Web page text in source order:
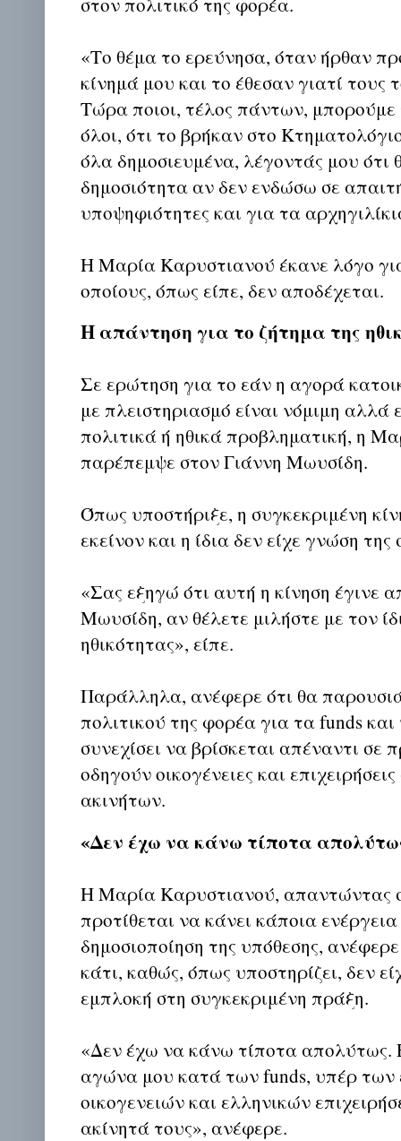
«Το θέμα το ερεύνησα, όταν ήρθαν
κίνημά μου και το έθεσαν γιατί τους
Τώρα ποιοι, τέλος πάντων,
όλοι, ότι το βρήκαν στο
όλα δημοσιευμένα, λέγοντάς μου ότι
δημοσιότητα αν δεν ενδώσω σε
υποψηφιότητες και για τα
Η Μαρία Καρυστιανού έκανε λόγο
οποίους, όπως είπε, δεν αποδέχεται.
Η απάντηση για το ζήτημα της
Σε ερώτηση για το εάν η αγορά
με πλειστηριασμό είναι νόμιμη αλλά
πολιτικά ή ηθικά προβληματική, η
παρέπεμψε στον Γιάννη Μωυσίδη.
Όπως υποστήριξε, η συγκεκριμένη
εκείνον και η ίδια δεν είχε γνώση
«Σας εξηγώ ότι αυτή η κίνηση έγινε
Μωυσίδη, αν θέλετε μιλήστε με τον
ηθικότητας», είπε.
Παράλληλα, ανέφερε ότι θα
πολιτικού της φορέα για τα funds και
συνεχίσει να βρίσκεται απέναντι σε
οδηγούν οικογένειες και
ακινήτων.
«Δεν έχω να κάνω τίποτα
Η Μαρία Καρυστιανού, απαντώντας
προτίθεται να κάνει κάποια
δημοσιοποίηση της υπόθεσης,
κάτι, καθώς, όπως υποστηρίζει, δεν
εμπλοκή στη συγκεκριμένη πράξη.
«Δεν έχω να κάνω τίποτα απολύτως.
αγώνα μου κατά των funds, υπέρ των
οικογενειών και ελληνικών
ακίνητά τους», ανέφερε.